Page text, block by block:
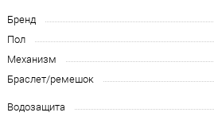
Бренд
Пол
Механизм
Браслет/ремешок
Водозащита